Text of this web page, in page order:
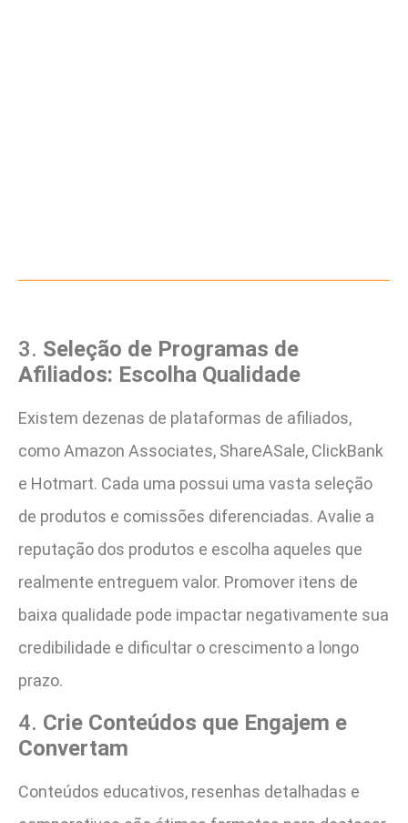
3. Seleção de Programas de
Afiliados: Escolha Qualidade
Existem dezenas de plataformas de afiliados,
como Amazon Associates, ShareASale, ClickBank
e Hotmart. Cada uma possui uma vasta seleção
de produtos e comissões diferenciadas. Avalie a
reputação dos produtos e escolha aqueles que
realmente entreguem valor. Promover itens de
baixa qualidade pode impactar negativamente sua
credibilidade e dificultar o crescimento a longo
prazo.
4. Crie Conteúdos que Engajem e
Convertam
Conteúdos educativos, resenhas detalhadas e